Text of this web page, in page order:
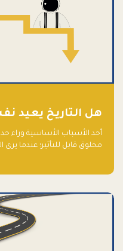
هل التاريخ يعيد
أحد الأسباب الأساسية وراء
مخلوق قابل للتأثير؛ عندما